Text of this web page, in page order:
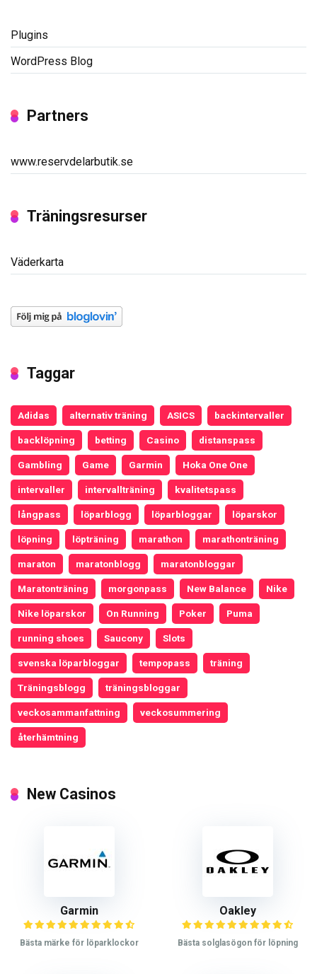
Plugins
WordPress Blog
Partners
www.reservdelarbutik.se
Träningsresurser
Väderkarta
Taggar
Adidas alternativ träning ASICS backintervaller
backlöpning betting Casino distanspass
Gambling Game Garmin Hoka One One
intervaller intervallträning kvalitetspass
långpass löparblogg löparbloggar löparskor
löpning löpträning marathon marathonträning
maraton maratonblogg maratonbloggar
Maratonträning morgonpass New Balance Nike
Nike löparskor On Running Poker Puma
running shoes Saucony Slots
svenska löparbloggar tempopass träning
Träningsblogg träningsbloggar
veckosammanfattning veckosummering
återhämtning
New Casinos
Garmin
Bästa märke för löparklockor
Oakley
Bästa solglasögon för löpning